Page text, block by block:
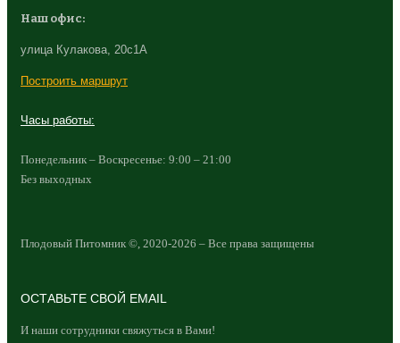
Наш офис:
улица Кулакова, 20с1А
Построить маршрут
Часы работы:
Понедельник – Воскресенье: 9:00 – 21:00
Без выходных
Плодовый Питомник ©, 2020-2026 – Все права защищены
ОСТАВЬТЕ СВОЙ EMAIL
И наши сотрудники свяжуться в Вами!